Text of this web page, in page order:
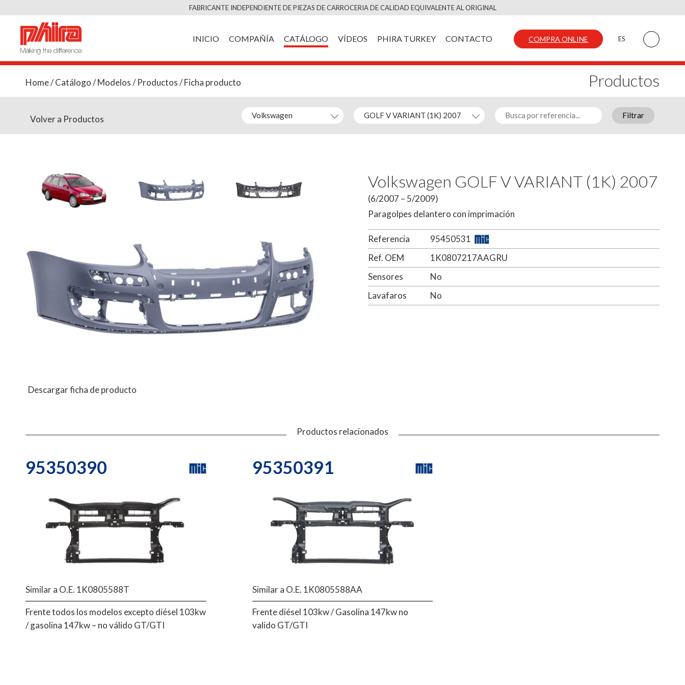
Saltar
contenido
FABRICANTE INDEPENDIENTE DE PIEZAS DE CARROCERIA DE CALIDAD EQUIVALENTE AL ORIGINAL
INICIO COMPAÑÍA CATÁLOGO VÍDEOS PHIRA TURKEY CONTACTO COMPRA ONLINE ES
Home/Catálogo/Modelos/Productos/ Ficha producto Productos
Volver a Productos Filtrar
Descargar ficha de producto
Volkswagen GOLF V VARIANT (1K) 2007
(6/2007 – 5/2009)
Paragolpes delantero con imprimación
Referencia
95450531
Ref. OEM
1K0807217AAGRU
Sensores
No
Lavafaros
No
Productos relacionados
95350390
Similar a O.E. 1K0805588T
Frente todos los modelos excepto diésel 103kw
/ gasolina 147kw – no válido GT/GTI
95350391
Similar a O.E. 1K0805588AA
Frente diésel 103kw / Gasolina 147kw no
valido GT/GTI